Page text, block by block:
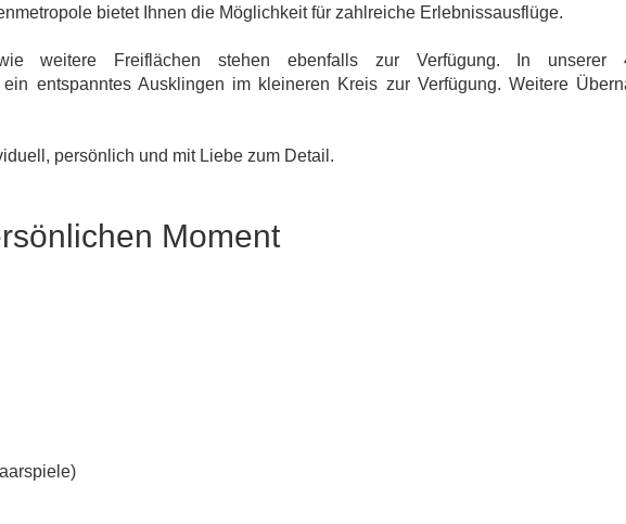
bietet Ihnen die Möglichkeit für zahlreiche Erlebnissausflüge.
weitere Freiflächen stehen ebenfalls zur Verfügung. In
entspanntes Ausklingen im kleineren Kreis zur Verfügung. Weitere
persönlich und mit Liebe zum Detail.
Moment